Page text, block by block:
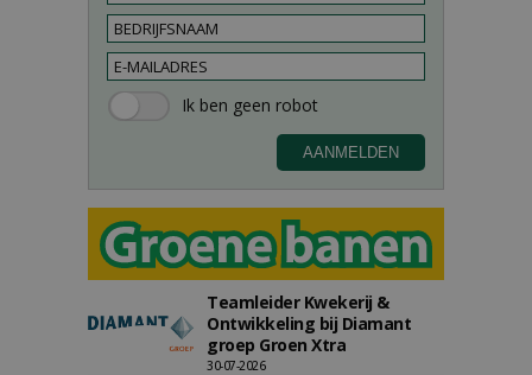
Teamleider Kwekerij &
Ontwikkeling bij Diamant
groep Groen Xtra
30-07-2026